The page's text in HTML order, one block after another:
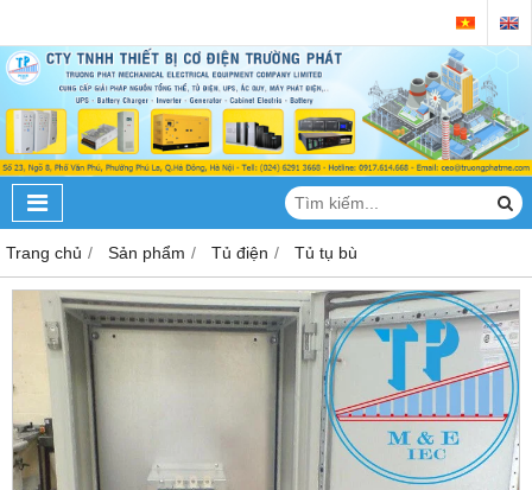
Trang chủ Sản phẩm Tủ điện Tủ tụ bù